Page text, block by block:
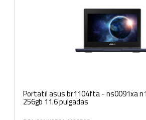
Portatil asus br1104fta - ns0091xa
256gb 11.6 pulgadas